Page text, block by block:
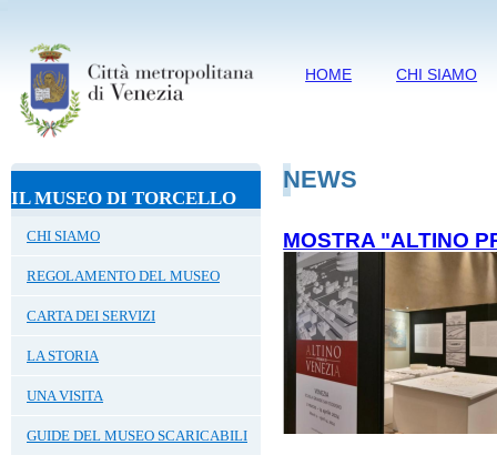
HOME CHI SIAMO
IL MUSEO DI TORCELLO
CHI SIAMO
REGOLAMENTO DEL MUSEO
CARTA DEI SERVIZI
LA STORIA
UNA VISITA
GUIDE DEL MUSEO SCARICABILI
NEWS
MOSTRA "ALTINO